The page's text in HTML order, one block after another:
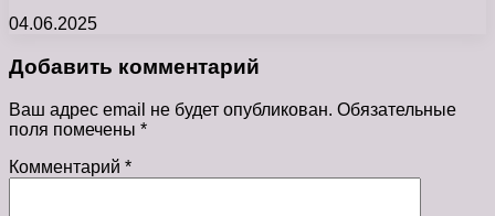
04.06.2025
Добавить комментарий
Ваш адрес email не будет опубликован. Обязательные
поля помечены *
Комментарий *